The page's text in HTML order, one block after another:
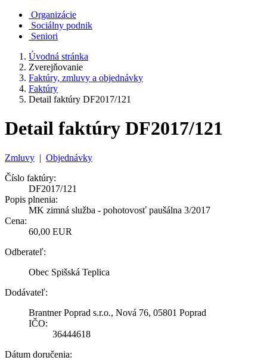
Organizácie
Sociálny podnik
Seniori
Úvodná stránka
Zverejňovanie
Faktúry, zmluvy a objednávky
Faktúry
Detail faktúry DF2017/121
Detail faktúry DF2017/121
Zmluvy | Objednávky
Číslo faktúry:
DF2017/121
Popis plnenia:
MK zimná služba - pohotovosť paušálna 3/2017
Cena:
60,00 EUR
Odberateľ:
Obec Spišská Teplica
Dodávateľ:
Brantner Poprad s.r.o., Nová 76, 05801 Poprad
IČO:
36444618
Dátum doručenia: